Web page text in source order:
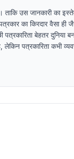
उस जानकारी का
का किरदार वैसा ही
बेहतर दुनिया
लेकिन पत्रकारिता कभी